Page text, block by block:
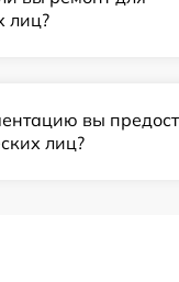
лиц?
вы
лиц?